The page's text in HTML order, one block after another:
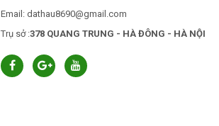
Email: dathau8690@gmail.com
Trụ sở :378 QUANG TRUNG - HÀ ĐÔNG - HÀ NỘI